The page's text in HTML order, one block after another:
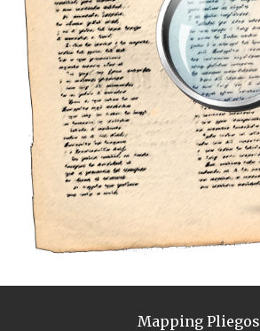
Mapping Pliegos